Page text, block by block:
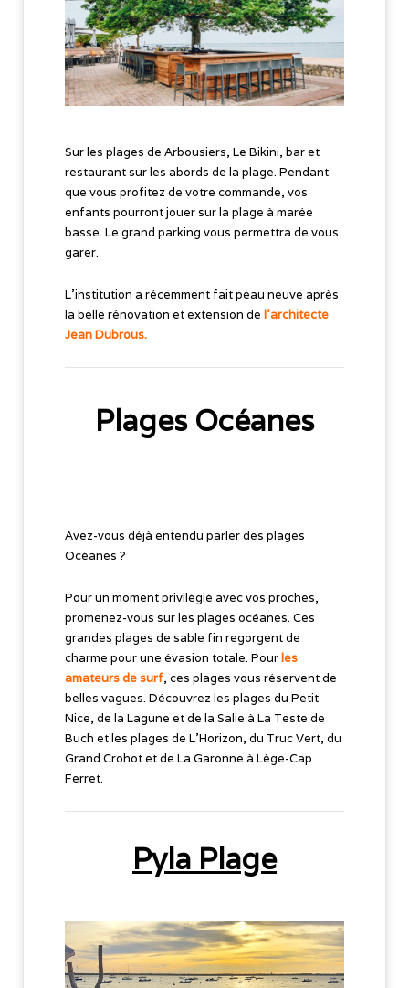
Sur les plages de Arbousiers, Le Bikini, bar et
restaurant sur les abords de la plage. Pendant
que vous profitez de votre commande, vos
enfants pourront jouer sur la plage à marée
basse. Le grand parking vous permettra de vous
garer.
L'institution a récemment fait peau neuve après
la belle rénovation et extension de l'architecte
Jean Dubrous.
Plages Océanes
Avez-vous déjà entendu parler des plages
Océanes ?
Pour un moment privilégié avec vos proches,
promenez-vous sur les plages océanes. Ces
grandes plages de sable fin regorgent de
charme pour une évasion totale. Pour les
amateurs de surf, ces plages vous réservent de
belles vagues. Découvrez les plages du Petit
Nice, de la Lagune et de la Salie à La Teste de
Buch et les plages de L’Horizon, du Truc Vert, du
Grand Crohot et de La Garonne à Lège-Cap
Ferret.
Pyla Plage